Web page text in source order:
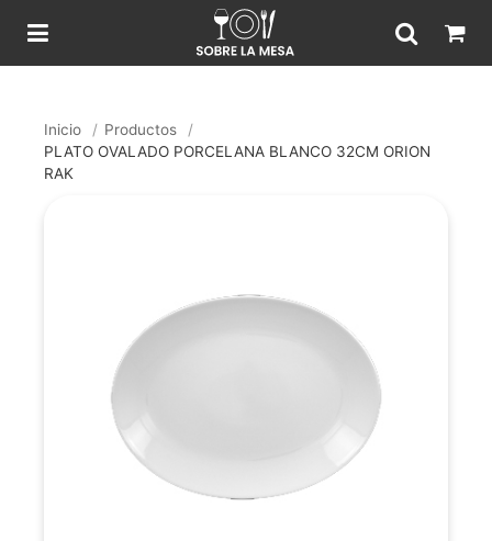
Inicio / Productos
/
PLATO OVALADO PORCELANA BLANCO 32CM ORION
RAK